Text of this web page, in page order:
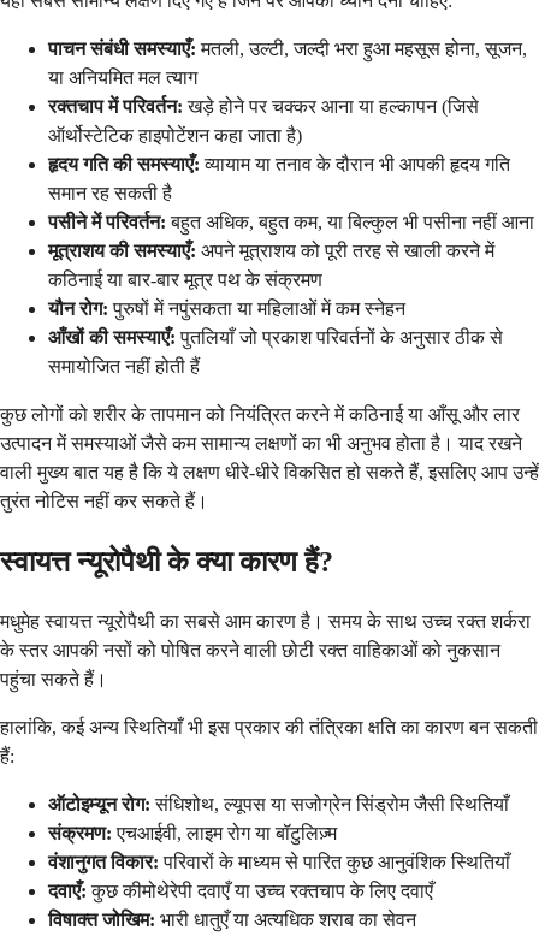
पाचन संबंधी समस्याएँ: मतली, उल्टी, जल्दी भरा हुआ महसूस होना, सूजन,
या अनियमित मल त्याग
रक्तचाप में परिवर्तन: खड़े होने पर चक्कर आना या हल्कापन (जिसे
ऑर्थोस्टेटिक हाइपोटेंशन कहा जाता है)
हृदय गति की समस्याएँ: व्यायाम या तनाव के दौरान भी आपकी हृदय गति
समान रह सकती है
पसीने में परिवर्तन: बहुत अधिक, बहुत कम, या बिल्कुल भी पसीना नहीं आना
मूत्राशय की समस्याएँ: अपने मूत्राशय को पूरी तरह से खाली करने में
कठिनाई या बार-बार मूत्र पथ के संक्रमण
यौन रोग: पुरुषों में नपुंसकता या महिलाओं में कम स्नेहन
आँखों की समस्याएँ: पुतलियाँ जो प्रकाश परिवर्तनों के अनुसार ठीक से
समायोजित नहीं होती हैं
कुछ लोगों को शरीर के तापमान को नियंत्रित करने में कठिनाई या आँसू और लार
उत्पादन में समस्याओं जैसे कम सामान्य लक्षणों का भी अनुभव होता है। याद रखने
वाली मुख्य बात यह है कि ये लक्षण धीरे-धीरे विकसित हो सकते हैं, इसलिए आप उन्हें
तुरंत नोटिस नहीं कर सकते हैं।
स्वायत्त न्यूरोपैथी के क्या कारण हैं?
मधुमेह स्वायत्त न्यूरोपैथी का सबसे आम कारण है। समय के साथ उच्च रक्त शर्करा
के स्तर आपकी नसों को पोषित करने वाली छोटी रक्त वाहिकाओं को नुकसान
पहुंचा सकते हैं।
हालांकि, कई अन्य स्थितियाँ भी इस प्रकार की तंत्रिका क्षति का कारण बन सकती
हैं:
ऑटोइम्यून रोग: संधिशोथ, ल्यूपस या सजोग्रेन सिंड्रोम जैसी स्थितियाँ
संक्रमण: एचआईवी, लाइम रोग या बॉटुलिज़्म
वंशानुगत विकार: परिवारों के माध्यम से पारित कुछ आनुवंशिक स्थितियाँ
दवाएँ: कुछ कीमोथेरेपी दवाएँ या उच्च रक्तचाप के लिए दवाएँ
विषाक्त जोखिम: भारी धातुएँ या अत्यधिक शराब का सेवन